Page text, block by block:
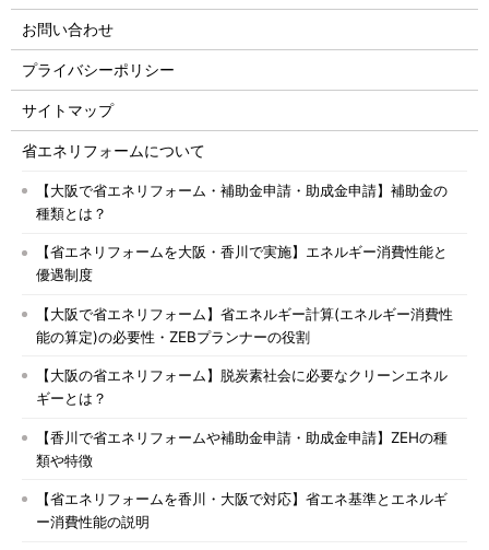
お問い合わせ
プライバシーポリシー
サイトマップ
省エネリフォームについて
【大阪で省エネリフォーム・補助金申請・助成金申請】補助金の
種類とは？
【省エネリフォームを大阪・香川で実施】エネルギー消費性能と
優遇制度
【大阪で省エネリフォーム】省エネルギー計算(エネルギー消費性
能の算定)の必要性・ZEBプランナーの役割
【大阪の省エネリフォーム】脱炭素社会に必要なクリーンエネル
ギーとは？
【香川で省エネリフォームや補助金申請・助成金申請】ZEHの種
類や特徴
【省エネリフォームを香川・大阪で対応】省エネ基準とエネルギ
ー消費性能の説明